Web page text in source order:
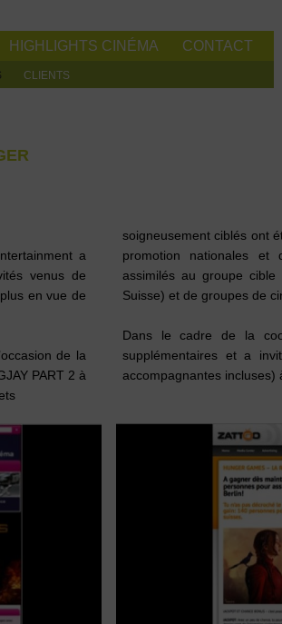
HIGHLIGHTS CINÉMA CONTACT
CLIENTS
a
venus de
en vue de
de la
PART 2 à
soigneusement ciblés ont
promotion nationales et
assimilés au groupe
Suisse) et de groupes de
Dans le cadre de la
supplémentaires et a
accompagnantes incluses)